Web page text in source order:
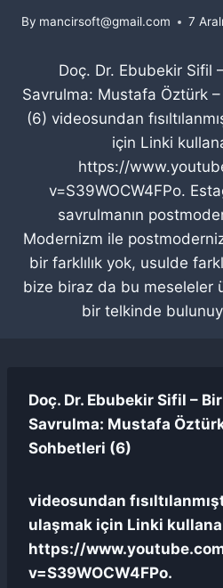
By mancirsoft@gmail.com 7
Doç. Dr. Ebubekir Sifil
Savrulma: Mustafa Öztürk
(6) videosundan
için Linki
https://
v=S39WOCW4FPo.
savrulmanın
Modernizm ile
bir farklılık yok, usulde
bize biraz da bu meseleler
bir telkinde
Doç. Dr. Ebubekir Sifil –
Savrulma: Mustafa
Sohbetleri (6)
videosundan
ulaşmak için Linki
https://
v=S39WOCW4FPo.